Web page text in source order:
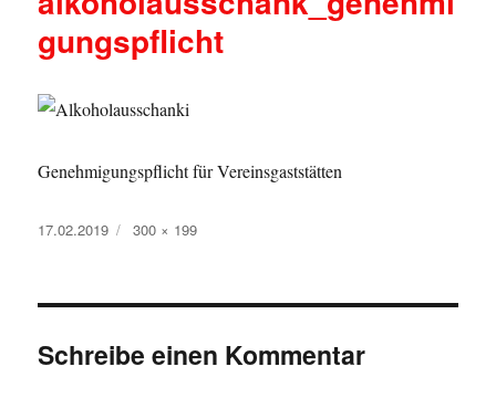
gungspflicht
Genehmigungspflicht für Vereinsgaststätten
Veröffentlicht
17.02.2019
Volle
300 × 199
Schreibe einen Kommentar